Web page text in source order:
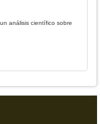
análisis científico sobre